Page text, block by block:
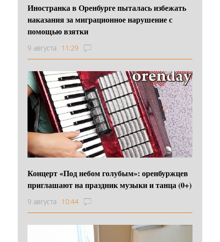
Иностранка в Оренбурге пыталась избежать
наказания за миграционное нарушение с
помощью взятки
9 августа 11:29
Концерт «Под небом голубым»: оренбуржцев
приглашают на праздник музыки и танца (0+)
9 августа 10:44